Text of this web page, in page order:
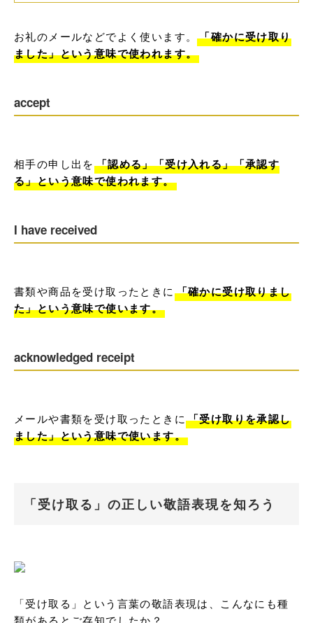
お礼のメールなどでよく使います。「確かに受け取り
ました」という意味で使われます。
accept
相手の申し出を 「認める」「受け入れる」「承認す
る」という意味で使われます。
I have received
書類や商品を受け取ったときに 「確かに受け取りまし
た」という意味で使います。
acknowledged receipt
メールや書類を受け取ったときに 「受け取りを承認し
ました」という意味で使います。
「受け取る」の正しい敬語表現を知ろう
「受け取る」という言葉の敬語表現は、こんなにも種
類があるとご存知でしたか？